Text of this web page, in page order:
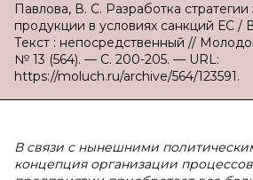
Павлова, В. С. Разработка
продукции в условиях санкций ЕС /
Текст : непосредственный //
№ 13 (564). — С. 200-205. — URL:
https://moluch.ru/archive/564/123591.
В связи с нынешними
концепция организации процессов